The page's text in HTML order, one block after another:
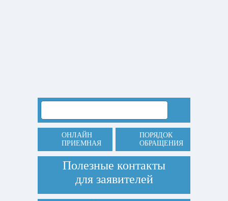
ОНЛАЙН
ПРИЕМНАЯ
ПОРЯДОК
ОБРАЩЕНИЯ
Полезные контакты
для заявителей